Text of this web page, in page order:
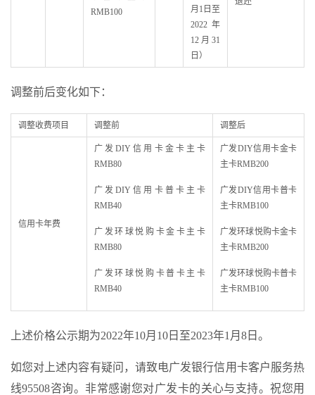
RMB100
月1日至
2022年
12月31
日）
调整前后变化如下：
调整收费项目 调整前 调整后
信用卡年费
广发DIY信用卡金卡主卡
RMB80
广发DIY信用卡普卡主卡
RMB40
广发环球悦购卡金卡主卡
RMB80
广发环球悦购卡普卡主卡
RMB40
广发DIY信用卡金卡
主卡RMB200
广发DIY信用卡普卡
主卡RMB100
广发环球悦购卡金卡
主卡RMB200
广发环球悦购卡普卡
主卡RMB100
上述价格公示期为2022年10月10日至2023年1月8日。
如您对上述内容有疑问，请致电广发银行信用卡客户服务热
线95508咨询。非常感谢您对广发卡的关心与支持。祝您用